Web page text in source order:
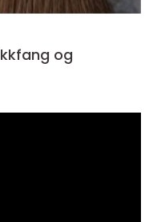
og